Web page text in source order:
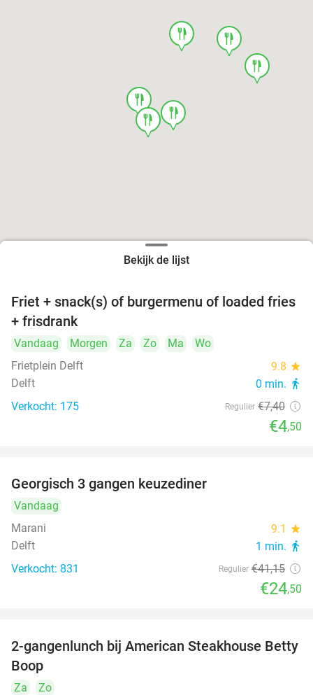
food
food
food
food
food
food
food
food
Bekijk de lijst
39%
Friet + snack(s) of burgermenu of loaded fries
+ frisdrank
Vandaag Morgen Za Zo Ma
Wo
Frietplein Delft
9.8 star
Delft 0 min. directions_walk
Verkocht: 175 Regulier €7,40
€4,50
Georgisch 3 gangen keuzediner
Vandaag
Marani
9.1 star
Delft 1 min. directions_walk
Verkocht: 831 Regulier €41,15
€24,50
40%
2-gangenlunch bij American Steakhouse Betty
Boop
Za
Zo